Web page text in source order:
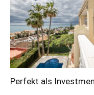
Perfekt als